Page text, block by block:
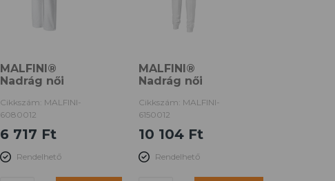
MALFINI®
Nadrág női
Cikkszám: MALFINI-
6080012
6 717 Ft
Rendelhető
MALFINI®
Nadrág női
Cikkszám: MALFINI-
6150012
10 104 Ft
Rendelhető